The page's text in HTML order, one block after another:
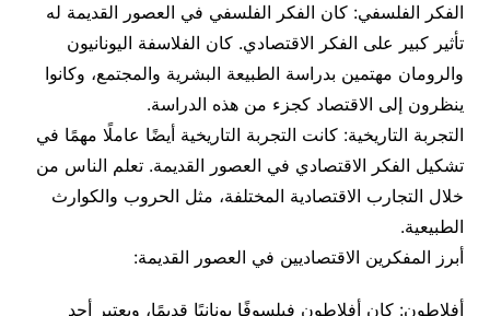
الفكر الفلسفي: كان الفكر الفلسفي في العصور القديمة له
تأثير كبير على الفكر الاقتصادي. كان الفلاسفة اليونانيون
والرومان مهتمين بدراسة الطبيعة البشرية والمجتمع، وكانوا
ينظرون إلى الاقتصاد كجزء من هذه الدراسة.
التجربة التاريخية: كانت التجربة التاريخية أيضًا عاملًا مهمًا في
تشكيل الفكر الاقتصادي في العصور القديمة. تعلم الناس من
خلال التجارب الاقتصادية المختلفة، مثل الحروب والكوارث
الطبيعية.
أبرز المفكرين الاقتصاديين في العصور القديمة:
أفلاطون: كان أفلاطون فيلسوفًا يونانيًا قديمًا، ويعتبر أحد